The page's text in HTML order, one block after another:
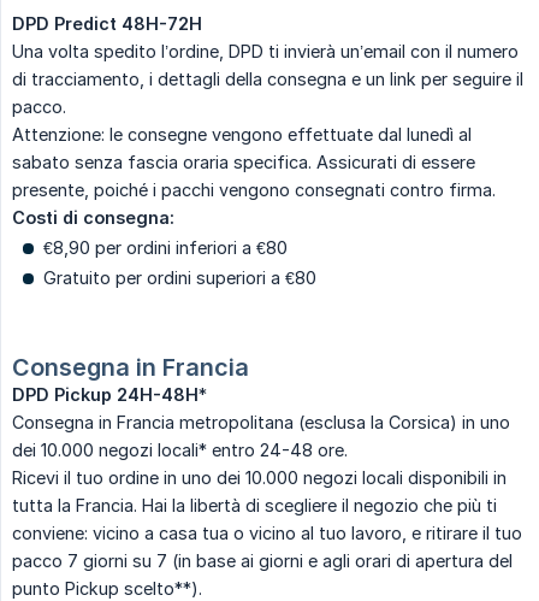
DPD Predict 48H-72H
Una volta spedito l’ordine, DPD ti invierà un’email con il numero
di tracciamento, i dettagli della consegna e un link per seguire il
pacco.
Attenzione: le consegne vengono effettuate dal lunedì al
sabato senza fascia oraria specifica. Assicurati di essere
presente, poiché i pacchi vengono consegnati contro firma.
Costi di consegna:
€8,90 per ordini inferiori a €80
Gratuito per ordini superiori a €80
Consegna in Francia
DPD Pickup 24H-48H*
Consegna in Francia metropolitana (esclusa la Corsica) in uno
dei 10.000 negozi locali* entro 24-48 ore.
Ricevi il tuo ordine in uno dei 10.000 negozi locali disponibili in
tutta la Francia. Hai la libertà di scegliere il negozio che più ti
conviene: vicino a casa tua o vicino al tuo lavoro, e ritirare il tuo
pacco 7 giorni su 7 (in base ai giorni e agli orari di apertura del
punto Pickup scelto**).